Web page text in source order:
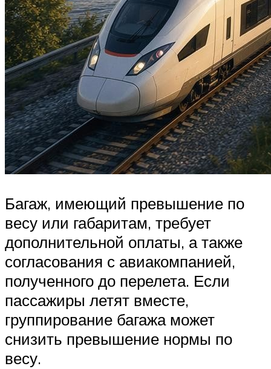
Багаж, имеющий превышение по
весу или габаритам, требует
дополнительной оплаты, а также
согласования с авиакомпанией,
полученного до перелета. Если
пассажиры летят вместе,
группирование багажа может
снизить превышение нормы по
весу.